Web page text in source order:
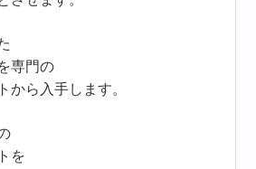
専門の
から入手します。
を